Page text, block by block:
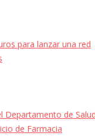
para lanzar una red
Departamento de
de Farmacia